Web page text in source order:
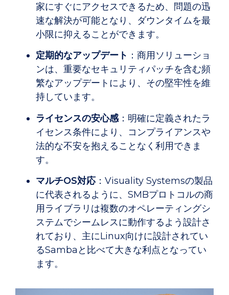
家にすぐにアクセスできるため、問題の迅
速な解決が可能となり、ダウンタイムを最
小限に抑えることができます。
定期的なアップデート ：商用ソリューショ
ンは、重要なセキュリティパッチを含む頻
繁なアップデートにより、その堅牢性を維
持しています。
ライセンスの安心感：明確に定義されたラ
イセンス条件により、コンプライアンスや
法的な不安を抱えることなく利用できま
す。
マルチOS対応：Visuality Systemsの製品
に代表されるように、SMBプロトコルの商
用ライブラリは複数のオペレーティングシ
ステムでシームレスに動作するよう設計さ
れており、主にLinux向けに設計されてい
るSambaと比べて大きな利点となってい
ます。